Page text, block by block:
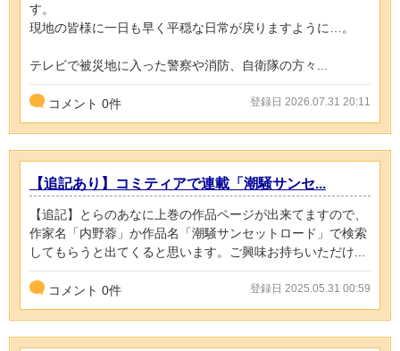
す。
現地の皆様に一日も早く平穏な日常が戻りますように…。
テレビで被災地に入った警察や消防、自衛隊の方々...
コメント 0件 登録日 2026.07.31 20:11
【追記あり】コミティアで連載「潮騒サンセ...
【追記】とらのあなに上巻の作品ページが出来てますので、
作家名「内野蓉」か作品名「潮騒サンセットロード」で検索
してもらうと出てくると思います。ご興味お持ちいただけ...
コメント 0件 登録日 2025.05.31 00:59